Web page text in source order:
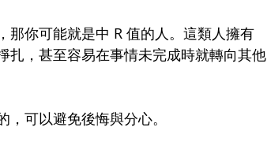
那你可能就是中 R 值的人。這類人擁有
扎，甚至容易在事情未完成時就轉向其他
可以避免後悔與分心。